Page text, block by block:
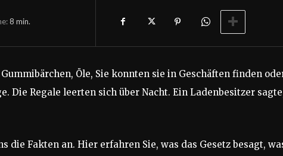
8 min.
Öle, Sie konnten sie in Geschäften finden
Die Regale leerten sich über Nacht. Ein Ladenbesitzer
die Fakten an. Hier erfahren Sie, was das Gesetz besagt,